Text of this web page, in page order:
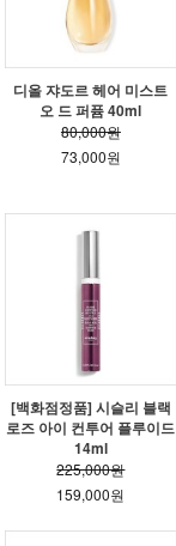
디올 쟈도르 헤어 미스트
오 드 퍼퓸 40ml
80,000원
73,000원
[백화점정품] 시슬리 블랙
로즈 아이 컨투어 플루이드
14ml
225,000원
159,000원